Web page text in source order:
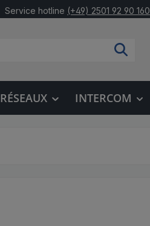
Service hotline (+49) 2501 92 90 160
RÉSEAUX INTERCOM